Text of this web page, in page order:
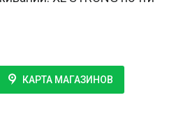
КАРТА МАГАЗИНОВ